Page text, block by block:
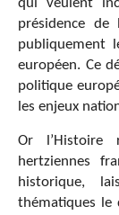
qui veulent
présidence de
publiquement
européen. Ce
politique
les enjeux
Or l’Histoire
hertziennes
historique,
thématiques le